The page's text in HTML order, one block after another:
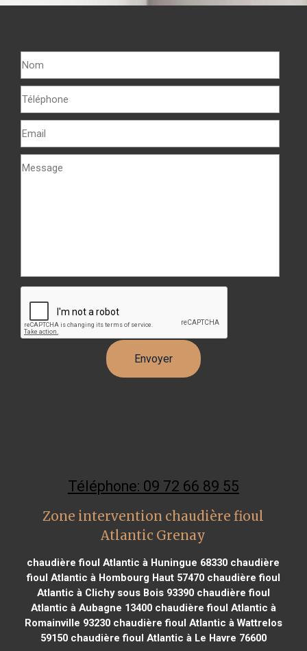
Téléphone: 09 72 66 89 55
Zone intervention chaudière fioul
Atlantic Grenay
chaudière fioul Atlantic à Huningue 68330 chaudière
fioul Atlantic à Hombourg Haut 57470chaudière fioul
Atlantic à Clichy sous Bois 93390chaudière fioul
Atlantic à Aubagne 13400chaudière fioul Atlantic à
Romainville 93230chaudière fioul Atlantic à Wattrelos
59150chaudière fioul Atlantic à Le Havre 76600